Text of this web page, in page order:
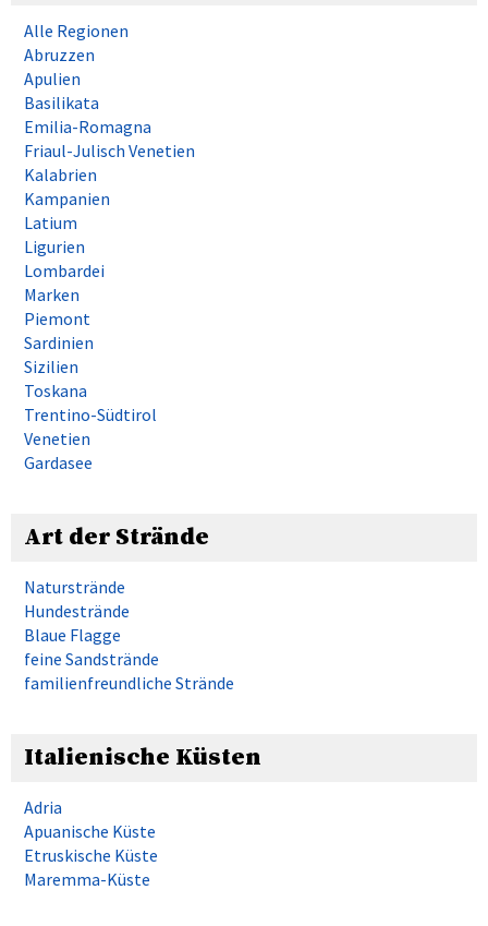
Alle Regionen
Abruzzen
Apulien
Basilikata
Emilia-Romagna
Friaul-Julisch Venetien
Kalabrien
Kampanien
Latium
Ligurien
Lombardei
Marken
Piemont
Sardinien
Sizilien
Toskana
Trentino-Südtirol
Venetien
Gardasee
Art der Strände
Naturstrände
Hundestrände
Blaue Flagge
feine Sandstrände
familienfreundliche Strände
Italienische Küsten
Adria
Apuanische Küste
Etruskische Küste
Maremma-Küste